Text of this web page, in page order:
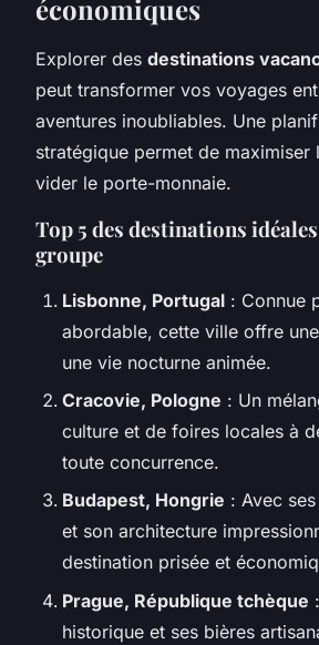
économiques
Explorer des destinations
peut transformer vos voyages
aventures inoubliables. Une
stratégique permet de maximiser
vider le porte-monnaie.
Top 5 des destinations
groupe
Lisbonne, Portugal : Connue
abordable, cette ville offre
une vie nocturne animée.
Cracovie, Pologne : Un
culture et de foires locales à
toute concurrence.
Budapest, Hongrie : Avec
et son architecture
destination prisée et
Prague, République tchèque
historique et ses bières